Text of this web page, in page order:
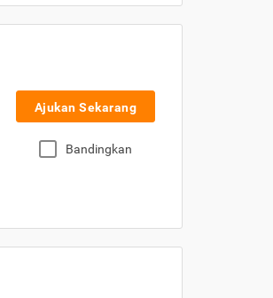
Ajukan Sekarang
Bandingkan